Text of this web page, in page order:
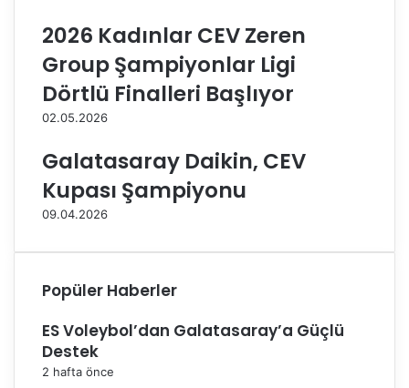
k
o
n
u
k
e
i
o
r
u
n
a
s
n
a
a
l
2026 Kadınlar CEV Zeren
Group Şampiyonlar Ligi
Dörtlü Finalleri Başlıyor
02.05.2026
Galatasaray Daikin, CEV
Kupası Şampiyonu
09.04.2026
Popüler Haberler
ES Voleybol’dan Galatasaray’a Güçlü
Destek
2 hafta önce